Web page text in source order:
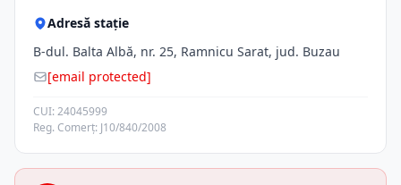
Adresă stație
B-dul. Balta Albă, nr. 25, Ramnicu Sarat, jud. Buzau
[email protected]
CUI: 24045999
Reg. Comerț: J10/840/2008